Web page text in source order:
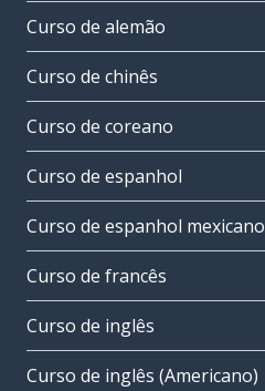
Curso de alemão
Curso de chinês
Curso de coreano
Curso de espanhol
Curso de espanhol mexicano
Curso de francês
Curso de inglês
Curso de inglês (Americano)